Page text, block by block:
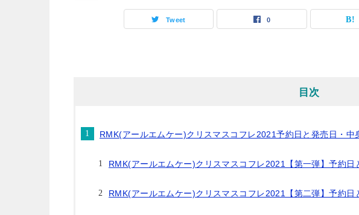
Tweet 0
目次
RMK(アールエムケー)クリスマスコフレ2021予約日と発売日・中
RMK(アールエムケー)クリスマスコフレ2021【第一弾】予約日
RMK(アールエムケー)クリスマスコフレ2021【第二弾】予約日